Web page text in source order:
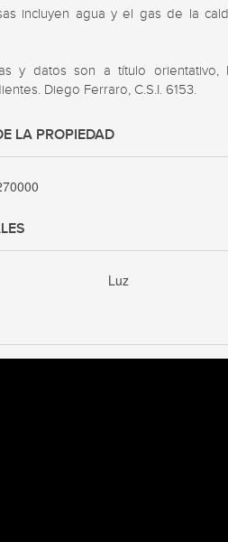
incluyen agua y el gas de la
y datos son a título
Diego Ferraro, C.S.I. 6153.
LA PROPIEDAD
Luz